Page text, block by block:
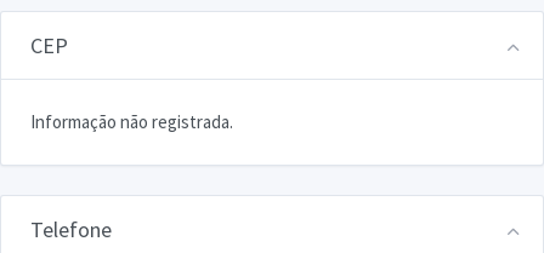
CEP
Informação não registrada.
Telefone